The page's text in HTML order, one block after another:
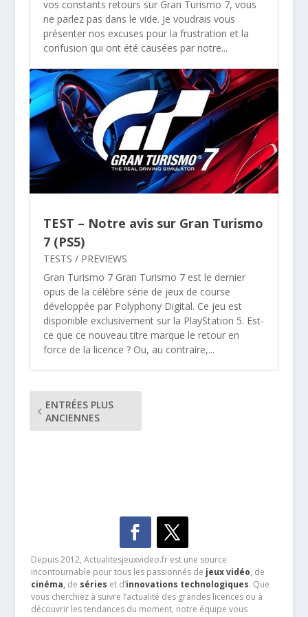
vos constants retours sur Gran Turismo 7, vous
ne parlez pas dans le vide. Je voudrais vous
présenter nos excuses pour la frustration et la
confusion qui ont été causées par notre...
TEST – Notre avis sur Gran Turismo
7 (PS5)
TESTS / PREVIEWS
Gran Turismo 7 Gran Turismo 7 est le dernier
opus de la célèbre série de jeux de course
développée par Polyphony Digital. Ce jeu est
disponible exclusivement sur la PlayStation 5. Est-
ce que ce nouveau titre marque le retour en
force de la licence ? Ou, au contraire,...
ENTRÉES PLUS
ANCIENNES
Depuis 2012, Actualitesjeuxvideo.fr est une source
incontournable pour tous les passionnés de jeux vidéo, de
cinéma,de séries et d’innovations technologiques. Que
vous cherchiez à suivre l’actualité des grandes licences ou à
découvrir les tendances du moment, notre équipe vous